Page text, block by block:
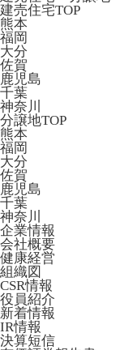
建売住宅TOP
熊本
福岡
大分
佐賀
鹿児島
千葉
神奈川
分譲地TOP
熊本
福岡
大分
佐賀
鹿児島
千葉
神奈川
企業情報
会社概要
健康経営
組織図
CSR情報
役員紹介
新着情報
IR情報
決算短信